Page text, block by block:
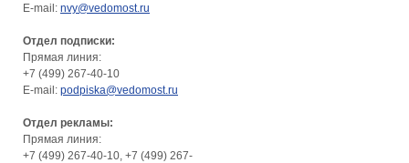
E-mail: nvy@vedomost.ru
Отдел подписки:
Прямая линия:
+7 (499) 267-40-10
E-mail: podpiska@vedomost.ru
Отдел рекламы:
Прямая линия:
+7 (499) 267-40-10, +7 (499) 267-